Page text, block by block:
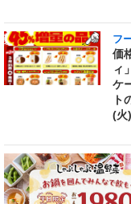
フ
価
ィ
ケ
ト
(火